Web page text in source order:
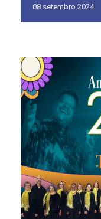
08 setembro 2024